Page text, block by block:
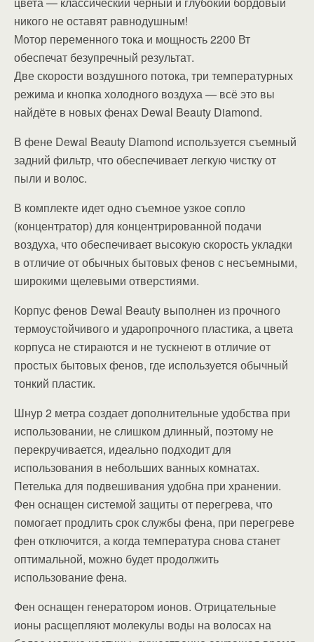
никого не оставят равнодушным!
Мотор переменного тока и мощность 2200 Вт
обеспечат безупречный результат.
Две скорости воздушного потока, три температурных
режима и кнопка холодного воздуха — всё это вы
найдёте в новых фенах Dewal Beauty Diamond.
В фене Dewal Beauty Diamond используется съемный
задний фильтр, что обеспечивает легкую чистку от
пыли и волос.
В комплекте идет одно съемное узкое сопло
(концентратор) для концентрированной подачи
воздуха, что обеспечивает высокую скорость укладки
в отличие от обычных бытовых фенов с несъемными,
широкими щелевыми отверстиями.
Корпус фенов Dewal Beauty выполнен из прочного
термоустойчивого и ударопрочного пластика, а цвета
корпуса не стираются и не тускнеют в отличие от
простых бытовых фенов, где используется обычный
тонкий пластик.
Шнур 2 метра создает дополнительные удобства при
использовании, не слишком длинный, поэтому не
перекручивается, идеально подходит для
использования в небольших ванных комнатах.
Петелька для подвешивания удобна при хранении.
Фен оснащен системой защиты от перегрева, что
помогает продлить срок службы фена, при перегреве
фен отключится, а когда температура снова станет
оптимальной, можно будет продолжить
использование фена.
Фен оснащен генератором ионов. Отрицательные
ионы расщепляют молекулы воды на волосах на